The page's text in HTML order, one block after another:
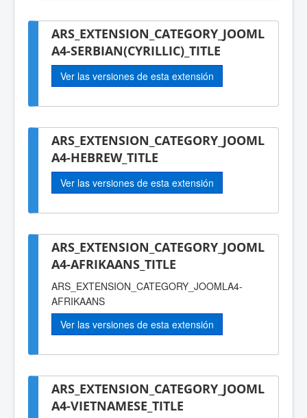
ARS_EXTENSION_CATEGORY_JOOML
A4-SERBIAN(CYRILLIC)_TITLE
Ver las versiones de esta extensión
ARS_EXTENSION_CATEGORY_JOOML
A4-HEBREW_TITLE
Ver las versiones de esta extensión
ARS_EXTENSION_CATEGORY_JOOML
A4-AFRIKAANS_TITLE
ARS_EXTENSION_CATEGORY_JOOMLA4-
AFRIKAANS
Ver las versiones de esta extensión
ARS_EXTENSION_CATEGORY_JOOML
A4-VIETNAMESE_TITLE